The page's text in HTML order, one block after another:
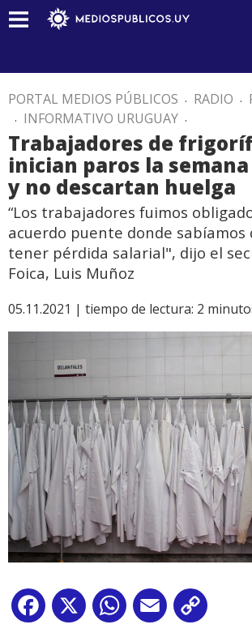
PORTAL MEDIOS PÚBLICOS . RADIO .
. INFORMATIVO URUGUAY .
Trabajadores de
inician paros la
y no descartan huelga
“Los trabajadores fuimos
acuerdo puente donde sabíamos
tener pérdida salarial", dijo el
Foica, Luis Muñoz
05.11.2021 | tiempo de lectura: 2
Facebook
X WhatsApp
Email